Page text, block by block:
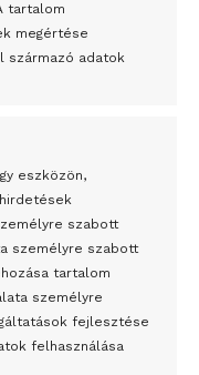
tartalom
megértése
származó adatok
eszközön,
szabott
személyre szabott
tartalom
személyre
fejlesztése
felhasználása
Bahmutnál
elégették.